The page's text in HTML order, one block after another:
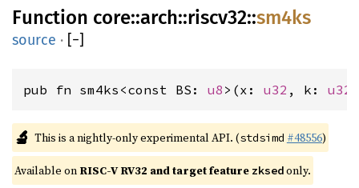
Function core::arch::riscv32::sm4ks
source · [−]
pub fn sm4ks<const BS: u8 >(x: u32 , k: u32
🔬 This is a nightly-only experimental API. (stdsimd #48556)
Available on RISC-V RV32 and target feature zksed only.